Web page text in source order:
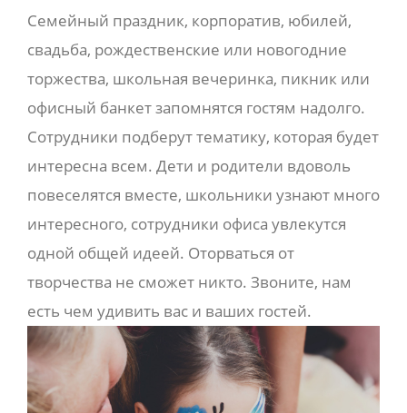
Семейный праздник, корпоратив, юбилей,
свадьба, рождественские или новогодние
торжества, школьная вечеринка, пикник или
офисный банкет запомнятся гостям надолго.
Сотрудники подберут тематику, которая будет
интересна всем. Дети и родители вдоволь
повеселятся вместе, школьники узнают много
интересного, сотрудники офиса увлекутся
одной общей идеей. Оторваться от
творчества не сможет никто. Звоните, нам
есть чем удивить вас и ваших гостей.